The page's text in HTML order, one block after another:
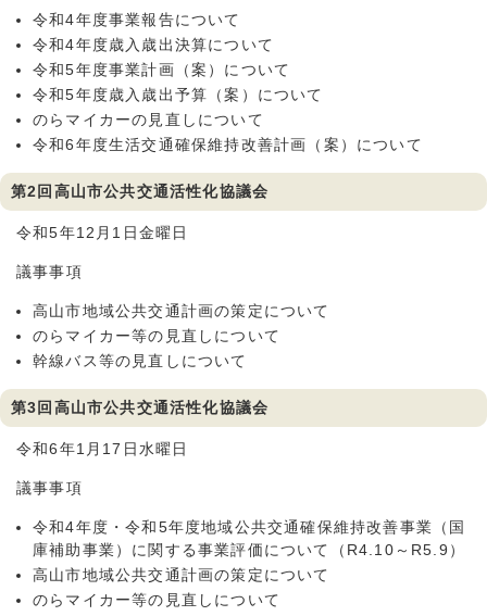
令和4年度事業報告について
令和4年度歳入歳出決算について
令和5年度事業計画（案）について
令和5年度歳入歳出予算（案）について
のらマイカーの見直しについて
令和6年度生活交通確保維持改善計画（案）について
第2回高山市公共交通活性化協議会
令和5年12月1日金曜日
議事事項
高山市地域公共交通計画の策定について
のらマイカー等の見直しについて
幹線バス等の見直しについて
第3回高山市公共交通活性化協議会
令和6年1月17日水曜日
議事事項
令和4年度・令和5年度地域公共交通確保維持改善事業（国
庫補助事業）に関する事業評価について（R4.10～R5.9）
高山市地域公共交通計画の策定について
のらマイカー等の見直しについて